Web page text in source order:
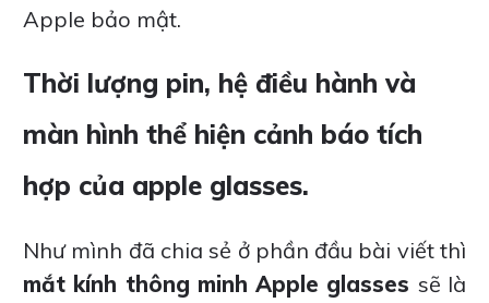
Apple bảo mật.
Thời lượng pin, hệ điều hành và
màn hình thể hiện cảnh báo tích
hợp của apple glasses.
Như mình đã chia sẻ ở phần đầu bài viết thì
mắt kính thông minh Apple glasses sẽ là